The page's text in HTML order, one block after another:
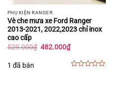
PHỤ KIỆN RANGER
Vè che mưa xe Ford Ranger
2013-2021, 2022,2023 chỉ inox
cao cấp
529.000₫ Giá
529.000₫.
482.000₫Giá
hiện
tại
là:
1 đã bán